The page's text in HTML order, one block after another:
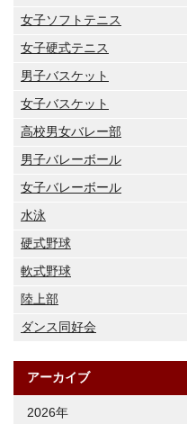
女子ソフトテニス
女子硬式テニス
男子バスケット
女子バスケット
高校男女バレー部
男子バレーボール
女子バレーボール
水泳
硬式野球
軟式野球
陸上部
ダンス同好会
アーカイブ
2026年